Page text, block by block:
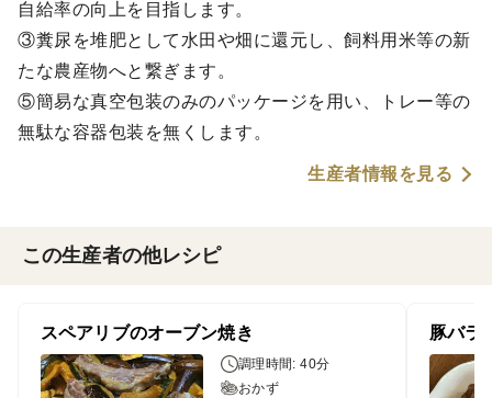
自給率の向上を目指します。
③糞尿を堆肥として水田や畑に還元し、飼料用米等の新
たな農産物へと繋ぎます。
⑤簡易な真空包装のみのパッケージを用い、トレー等の
無駄な容器包装を無くします。
生産者情報を見る
この生産者の他レシピ
スペアリブのオーブン焼き
調理時間: 40分
おかず
豚バラ